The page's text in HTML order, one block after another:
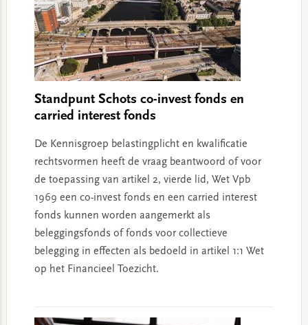
Standpunt Schots co-invest fonds en
carried interest fonds
De Kennisgroep belastingplicht en kwalificatie
rechtsvormen heeft de vraag beantwoord of voor
de toepassing van artikel 2, vierde lid, Wet Vpb
1969 een co-invest fonds en een carried interest
fonds kunnen worden aangemerkt als
beleggingsfonds of fonds voor collectieve
belegging in effecten als bedoeld in artikel 1:1 Wet
op het Financieel Toezicht.